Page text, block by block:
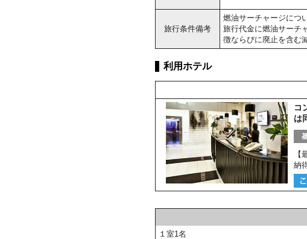
旅行条件備考
燃油サーチャージにつ
旅行代金に燃油サーチ
徴ならびに廃止を含む
利用ホテル
コ
は
【
納
１室1名